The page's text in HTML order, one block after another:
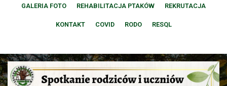
GALERIA FOTO REHABILITACJA PTAKÓW REKRUTACJA
KONTAKT COVID RODO RESQL